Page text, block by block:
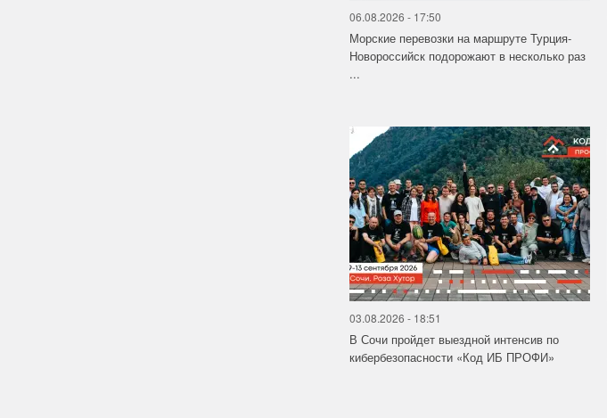
06.08.2026 - 17:50
Морские перевозки на маршруте Турция-
Новороссийск подорожают в несколько раз
...
03.08.2026 - 18:51
В Сочи пройдет выездной интенсив по
кибербезопасности «Код ИБ ПРОФИ»